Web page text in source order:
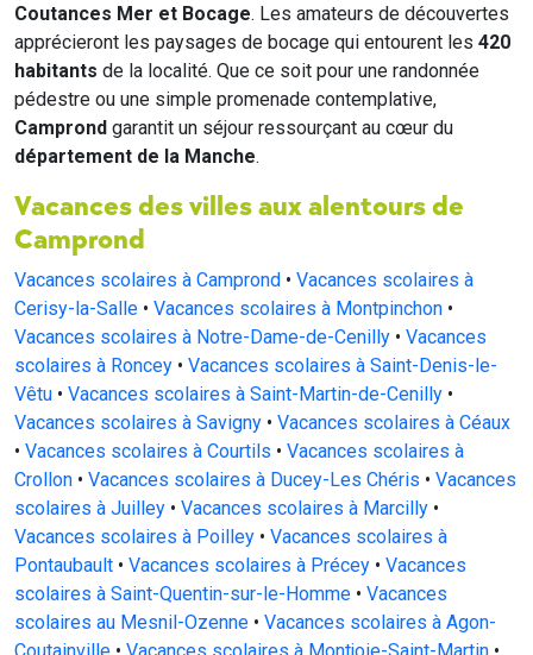
Coutances Mer et Bocage. Les amateurs de découvertes
apprécieront les paysages de bocage qui entourent les 420
habitants de la localité. Que ce soit pour une randonnée
pédestre ou une simple promenade contemplative,
Camprond garantit un séjour ressourçant au cœur du
département de la Manche.
Vacances des villes aux alentours de
Camprond
Vacances scolaires à Camprond • Vacances scolaires à
Cerisy-la-Salle • Vacances scolaires à Montpinchon •
Vacances scolaires à Notre-Dame-de-Cenilly • Vacances
scolaires à Roncey • Vacances scolaires à Saint-Denis-le-
Vêtu • Vacances scolaires à Saint-Martin-de-Cenilly •
Vacances scolaires à Savigny • Vacances scolaires à Céaux
• Vacances scolaires à Courtils • Vacances scolaires à
Crollon • Vacances scolaires à Ducey-Les Chéris • Vacances
scolaires à Juilley • Vacances scolaires à Marcilly •
Vacances scolaires à Poilley • Vacances scolaires à
Pontaubault • Vacances scolaires à Précey • Vacances
scolaires à Saint-Quentin-sur-le-Homme • Vacances
scolaires au Mesnil-Ozenne • Vacances scolaires à Agon-